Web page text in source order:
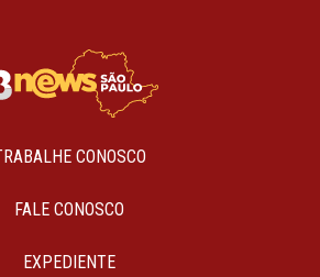
CONOSCO
FALE CONOSCO
EXPEDIENTE